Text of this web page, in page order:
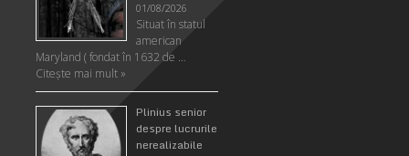
01/08/2026
Situat în statul
american
Maryland ( fondat în 1632 de …
Citeşte mai mult »
Plinius senior
despre lucrurile
nerealizabile